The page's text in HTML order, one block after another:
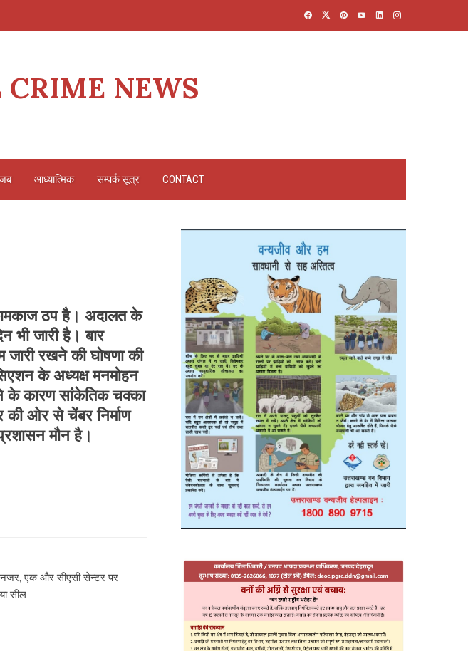
NEWS
आध्यात्मिक सम्पर्क सूत्र CONTACT
ठप है। अदालत के
भी जारी है। बार
जारी रखने की घोषणा की
के अध्यक्ष मनमोहन
के कारण सांकेतिक चक्का
ओर से चेंबर निर्माण
मौन है।
नजर; एक और सीएसी सेन्टर पर
सील